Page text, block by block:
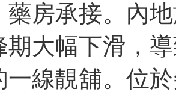
藥房承接。內
期大幅下滑，
一線靚舖。位